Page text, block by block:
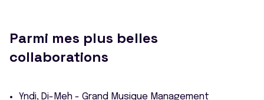
Parmi mes plus belles
collaborations
Yndi, Di-Meh - Grand Musique Management